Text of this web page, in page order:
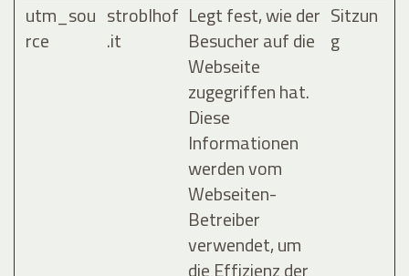
utm_sou
rce
stroblhof
.it
Legt fest, wie der
Besucher auf die
Webseite
zugegriffen hat.
Diese
Informationen
werden vom
Webseiten-
Betreiber
verwendet, um
die Effizienz der
Sitzun
g